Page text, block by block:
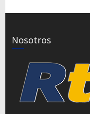
Nosotros